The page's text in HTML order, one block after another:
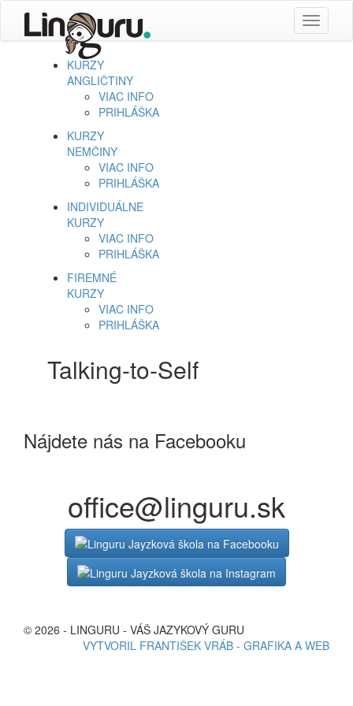
Toggle
KURZY
ANGLIČTINY
VIAC INFO
PRIHLÁŠKA
KURZY
NEMČINY
VIAC INFO
PRIHLÁŠKA
INDIVIDUÁLNE
KURZY
VIAC INFO
PRIHLÁŠKA
FIREMNÉ
KURZY
VIAC INFO
PRIHLÁŠKA
Talking-to-Self
Nájdete nás na Facebooku
office@linguru.sk
© 2026 - LINGURU - VÁŠ JAZYKOVÝ GURU
VYTVORIL FRANTIŠEK VRÁB - GRAFIKA A WEB